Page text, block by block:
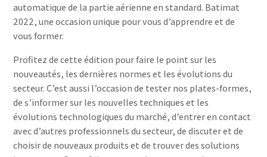
automatique de la partie aérienne en standard. Batimat
2022, une occasion unique pour vous d’apprendre et de
vous former.
Profitez de cette édition pour faire le point sur les
nouveautés, les dernières normes et les évolutions du
secteur. C’est aussi l’occasion de tester nos plates-formes,
de s’informer sur les nouvelles techniques et les
évolutions technologiques du marché, d’entrer en contact
avec d’autres professionnels du secteur, de discuter et de
choisir de nouveaux produits et de trouver des solutions